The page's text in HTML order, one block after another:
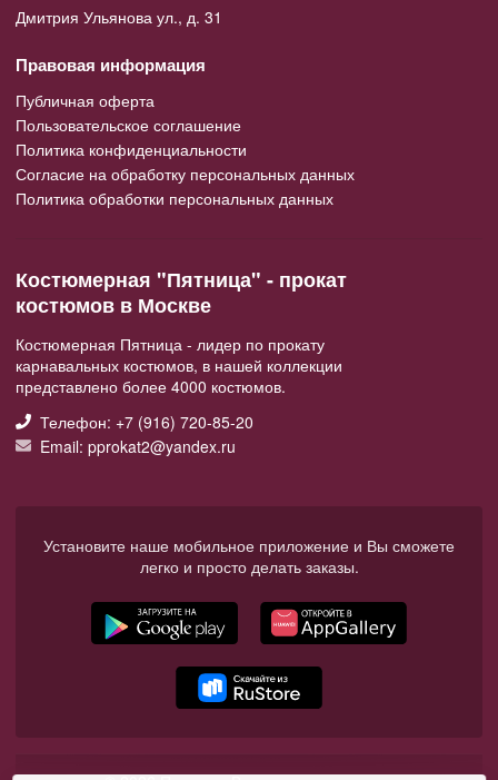
Дмитрия Ульянова ул., д. 31
Правовая информация
Публичная оферта
Пользовательское соглашение
Политика конфиденциальности
Согласие на обработку персональных данных
Политика обработки персональных данных
Костюмерная "Пятница" - прокат
костюмов в Москве
Костюмерная Пятница - лидер по прокату
карнавальных костюмов, в нашей коллекции
представлено более 4000 костюмов.
Телефон: +7 (916) 720-85-20
Email: pprokat2@yandex.ru
Установите наше мобильное приложение и Вы сможете
легко и просто делать заказы.